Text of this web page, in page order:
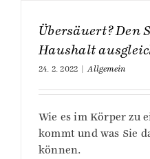
Übersäuert? Den
Haushalt
24. 2. 2022 Allgemein
Wie es im Körper zu
kommt und was Sie
können.